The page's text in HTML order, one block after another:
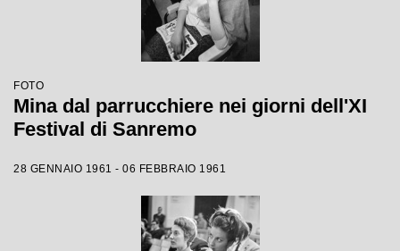
FOTO
Mina dal parrucchiere nei giorni dell'XI
Festival di Sanremo
28 GENNAIO 1961 - 06 FEBBRAIO 1961